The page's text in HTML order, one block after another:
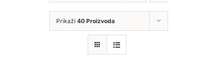
Prikaži 40 Proizvoda